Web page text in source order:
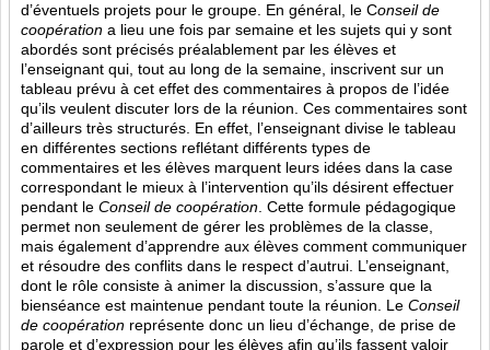
d’éventuels projets pour le groupe. En général, le Conseil de
coopération a lieu une fois par semaine et les sujets qui y sont
abordés sont précisés préalablement par les élèves et
l’enseignant qui, tout au long de la semaine, inscrivent sur un
tableau prévu à cet effet des commentaires à propos de l’idée
qu’ils veulent discuter lors de la réunion. Ces commentaires sont
d’ailleurs très structurés. En effet, l’enseignant divise le tableau
en différentes sections reflétant différents types de
commentaires et les élèves marquent leurs idées dans la case
correspondant le mieux à l’intervention qu’ils désirent effectuer
pendant le Conseil de coopération . Cette formule pédagogique
permet non seulement de gérer les problèmes de la classe,
mais également d’apprendre aux élèves comment communiquer
et résoudre des conflits dans le respect d’autrui. L’enseignant,
dont le rôle consiste à animer la discussion, s’assure que la
bienséance est maintenue pendant toute la réunion. Le Conseil
de coopération représente donc un lieu d’échange, de prise de
parole et d’expression pour les élèves afin qu’ils fassent valoir